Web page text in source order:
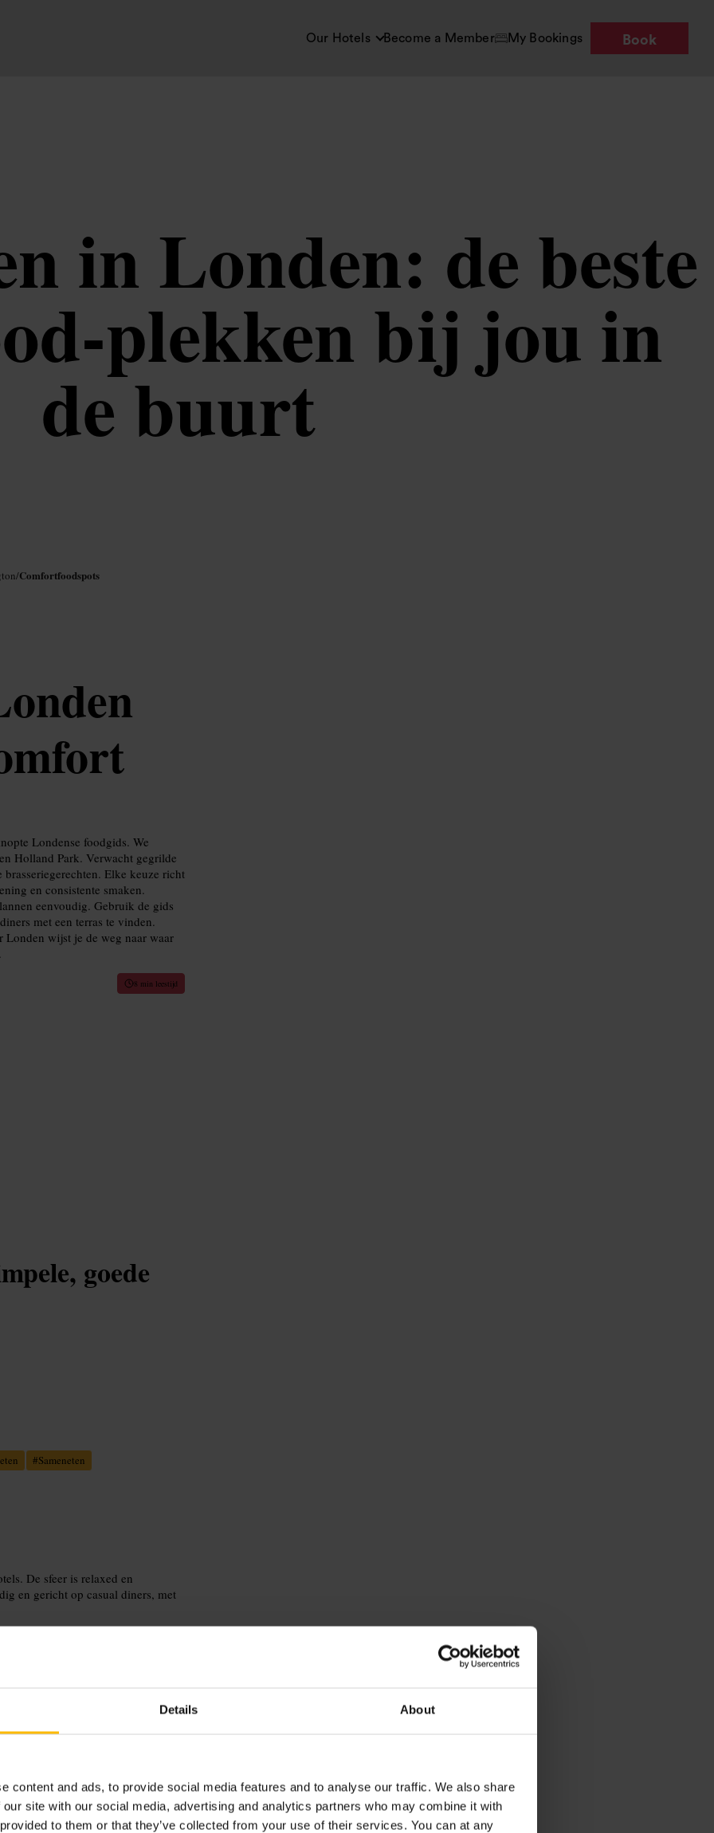
Details About
content and ads, to provide social media features and to analyse our traffic. We also share
site with our social media, advertising and analytics partners who may combine it with
to them or that they’ve collected from your use of their services. You can at any
Our Hotels Become a Member My Bookings Book
in Londen: de beste
plekken bij jou in
de buurt
/Comfortfoodspots
Londense foodgids. We
Holland Park. Verwacht gegrilde
Elke keuze richt
en consistente smaken.
eenvoudig. Gebruik de gids
met een terras te vinden.
Londen wijst je de weg naar waar
8 min leestijd
goede
#Sameneten
De sfeer is relaxed en
en gericht op casual diners, met
meerdere personen kun je om
te proberen, en geef
de bar of bij de open keuken